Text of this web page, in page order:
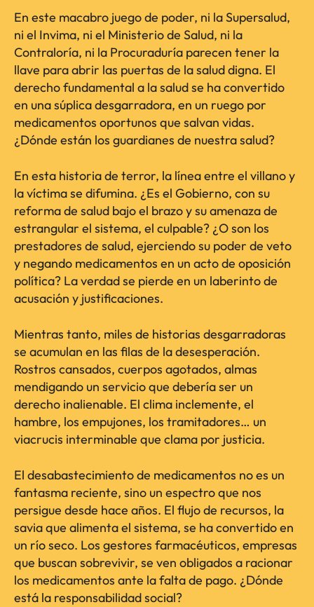
En este macabro juego de poder, ni la Supersalud,
ni el Invima, ni el Ministerio de Salud, ni la
Contraloría, ni la Procuraduría parecen tener la
llave para abrir las puertas de la salud digna. El
derecho fundamental a la salud se ha convertido
en una súplica desgarradora, en un ruego por
medicamentos oportunos que salvan vidas.
¿Dónde están los guardianes de nuestra salud?
En esta historia de terror, la línea entre el villano y
la víctima se difumina. ¿Es el Gobierno, con su
reforma de salud bajo el brazo y su amenaza de
estrangular el sistema, el culpable? ¿O son los
prestadores de salud, ejerciendo su poder de veto
y negando medicamentos en un acto de oposición
política? La verdad se pierde en un laberinto de
acusación y justificaciones.
Mientras tanto, miles de historias desgarradoras
se acumulan en las filas de la desesperación.
Rostros cansados, cuerpos agotados, almas
mendigando un servicio que debería ser un
derecho inalienable. El clima inclemente, el
hambre, los empujones, los tramitadores… un
viacrucis interminable que clama por justicia.
El desabastecimiento de medicamentos no es un
fantasma reciente, sino un espectro que nos
persigue desde hace años. El flujo de recursos, la
savia que alimenta el sistema, se ha convertido en
un río seco. Los gestores farmacéuticos, empresas
que buscan sobrevivir, se ven obligados a racionar
los medicamentos ante la falta de pago. ¿Dónde
está la responsabilidad social?